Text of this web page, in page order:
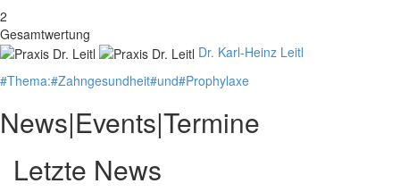
2
Gesamtwertung
Dr. Karl-Heinz Leitl
#Thema:#Zahngesundheit#und#Prophylaxe
News|Events|Termine
Letzte News